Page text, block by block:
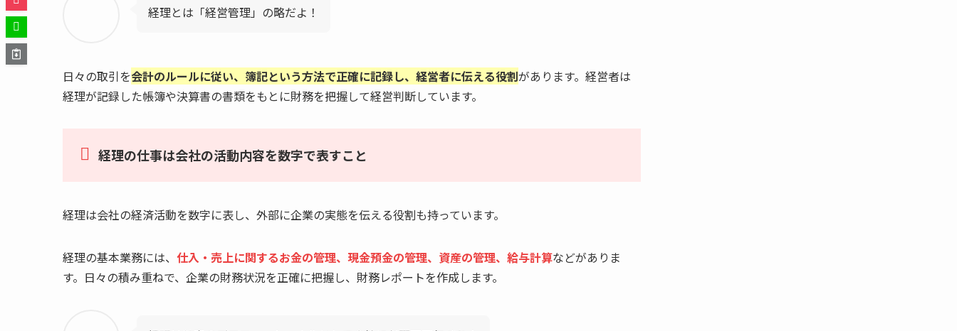
経理とは「経営管理」の略だよ！
日々の取引を会計のルールに従い、簿記という方法で正確に記録し、経営者に伝える役割があります。経営者は
経理が記録した帳簿や決算書の書類をもとに財務を把握して経営判断しています。
経理の仕事は会社の活動内容を数字で表すこと
経理は会社の経済活動を数字に表し、外部に企業の実態を伝える役割も持っています。
経理の基本業務には、 仕入・売上に関するお金の管理、現金預金の管理、資産の管理、給与計算などがありま
す。日々の積み重ねで、企業の財務状況を正確に把握し、財務レポートを作成します。